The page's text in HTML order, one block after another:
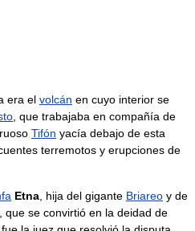
era el volcán en cuyo interior se
, que trabajaba en compañía de
Tifón yacía debajo de esta
terremotos y erupciones de
Etna , hija del gigante Briareo y de
, que se convirtió en la deidad de